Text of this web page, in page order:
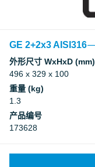
GE 2+2x3 AISI316
外形尺寸 WxHxD (mm)
496 x 329 x 100
重量 (kg)
1.3
产品编号
173628